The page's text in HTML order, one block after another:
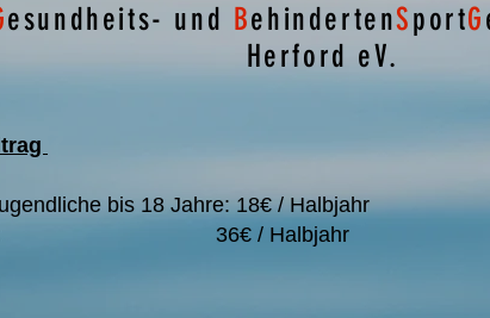
esundheits- und BehindertenSportG
Herford eV.
bis 18 Jahre: 18€ / Halbjahr
36€ / Halbjahr